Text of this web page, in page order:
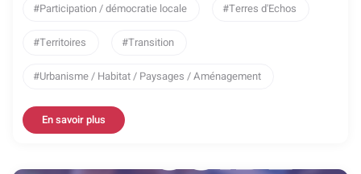
Participation / démocratie locale Terres d'Echos
Territoires Transition
Urbanisme / Habitat / Paysages / Aménagement
En savoir plus